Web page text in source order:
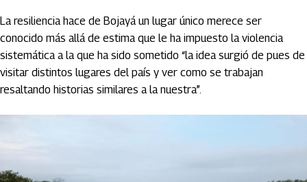
La resiliencia hace de Bojayá un lugar único merece ser
conocido más allá de estima que le ha impuesto la violencia
sistemática a la que ha sido sometido “la idea surgió de pues de
visitar distintos lugares del país y ver como se trabajan
resaltando historias similares a la nuestra”.